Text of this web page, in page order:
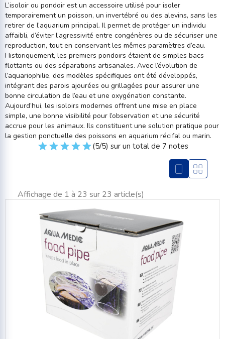
L’isoloir ou pondoir est un accessoire utilisé pour isoler
temporairement un poisson, un invertébré ou des alevins, sans les
retirer de l’aquarium principal. Il permet de protéger un individu
affaibli, d’éviter l’agressivité entre congénères ou de sécuriser une
reproduction, tout en conservant les mêmes paramètres d’eau.
Historiquement, les premiers pondoirs étaient de simples bacs
flottants ou des séparations artisanales. Avec l’évolution de
l’aquariophilie, des modèles spécifiques ont été développés,
intégrant des parois ajourées ou grillagées pour assurer une
bonne circulation de l’eau et une oxygénation constante.
Aujourd’hui, les isoloirs modernes offrent une mise en place
simple, une bonne visibilité pour l’observation et une sécurité
accrue pour les animaux. Ils constituent une solution pratique pour
la gestion ponctuelle des poissons en aquarium récifal ou marin.
(5/5) sur un total de 7 notes
Affichage de 1 à 23 sur 23 article(s)